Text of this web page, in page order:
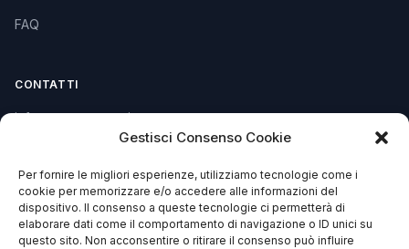
Gestisci Consenso Cookie
Per fornire le migliori esperienze, utilizziamo tecnologie come i
cookie per memorizzare e/o accedere alle informazioni del
dispositivo. Il consenso a queste tecnologie ci permetterà di
elaborare dati come il comportamento di navigazione o ID unici su
questo sito. Non acconsentire o ritirare il consenso può influire
FAQ
CONTATTI
info@soccorsowp.it
PEC: gtechgroup@pec.it
Privacy Policy
Cookie Policy